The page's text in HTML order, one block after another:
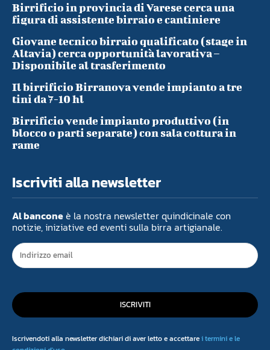
Birrificio in provincia di Varese cerca una
figura di assistente birraio e cantiniere
Giovane tecnico birraio qualificato (stage in
Altavia) cerca opportunità lavorativa –
Disponibile al trasferimento
Il birrificio Birranova vende impianto a tre
tini da 7-10 hl
Birrificio vende impianto produttivo (in
blocco o parti separate) con sala cottura in
rame
Iscriviti alla newsletter
Al banconeè la nostra newsletter quindicinale con
notizie, iniziative ed eventi sulla birra artigianale.
ISCRIVITI
Iscrivendoti alla newsletter dichiari di aver letto e accettarei termini e le